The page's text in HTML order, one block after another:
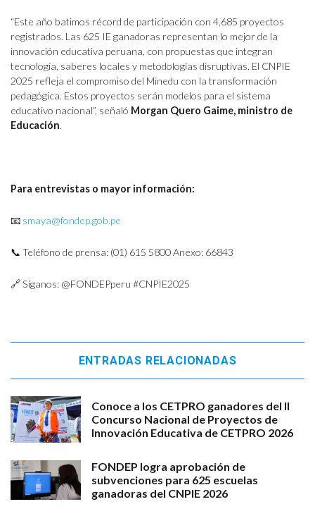
“Este año batimos récord de participación con 4,685 proyectos
registrados. Las 625 IE ganadoras representan lo mejor de la
innovación educativa peruana, con propuestas que integran
tecnología, saberes locales y metodologías disruptivas. El CNPIE
2025 refleja el compromiso del Minedu con la transformación
pedagógica. Estos proyectos serán modelos para el sistema
educativo nacional”, señaló Morgan Quero Gaime, ministro de
Educación.
Para entrevistas o mayor información:
📧 smaya@fondep.gob.pe
📞 Teléfono de prensa: (01) 615 5800 Anexo: 66843
🔗 Síganos: @FONDEPperu #CNPIE2025
ENTRADAS RELACIONADAS
Conoce a los CETPRO ganadores del II
Concurso Nacional de Proyectos de
Innovación Educativa de CETPRO 2026
FONDEP logra aprobación de
subvenciones para 625 escuelas
ganadoras del CNPIE 2026